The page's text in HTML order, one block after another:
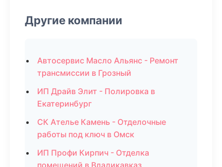
Другие компании
Автосервис Масло Альянс - Ремонт
трансмиссии в Грозный
ИП Драйв Элит - Полировка в
Екатеринбург
СК Ателье Камень - Отделочные
работы под ключ в Омск
ИП Профи Кирпич - Отделка
помещений в Владикавказ